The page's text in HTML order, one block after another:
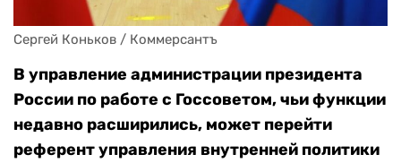
Сергей Коньков / Коммерсантъ
В управление администрации президента
России по работе с Госсоветом, чьи функции
недавно расширились, может перейти
референт управления внутренней политики